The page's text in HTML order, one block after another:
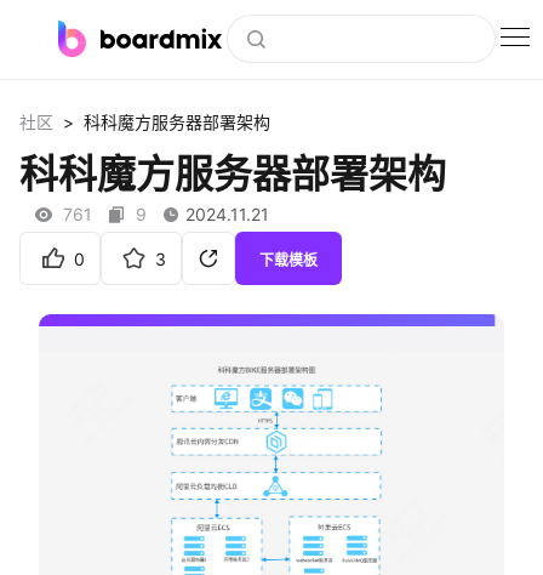
社区资源
下载
社区 > 科科魔方服务器部署架构
科科魔方服务器部署架构
761 9 2024.11.21
0 3 下载模板